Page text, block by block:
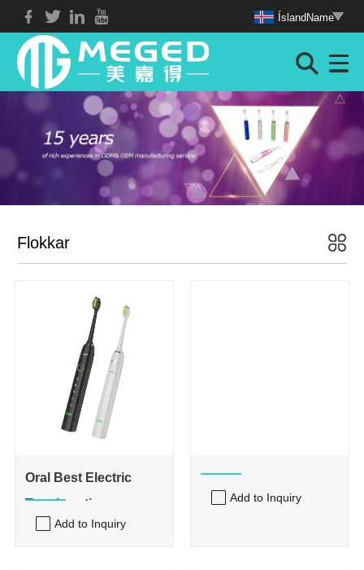
ÍslandName
Flokkar
Oral Best Electric
Tannbursti
Add to Inquiry
Add to Inquiry